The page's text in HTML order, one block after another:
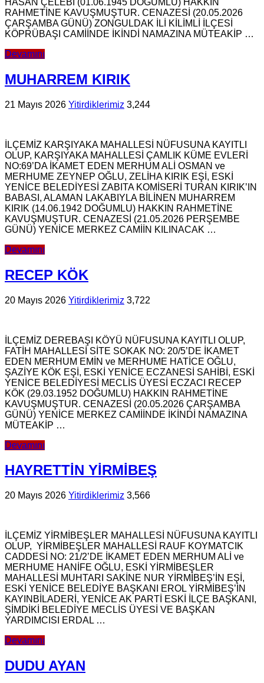
HASAN ÇELEBİ (01.06.1945 DOĞUMLU) HAKKIN
RAHMETİNE KAVUŞMUŞTUR. CENAZESİ (20.05.2026
ÇARŞAMBA GÜNÜ) ZONGULDAK İLİ KİLİMLİ İLÇESİ
KÖPRÜBAŞI CAMİİNDE İKİNDİ NAMAZINA MÜTEAKİP …
Devamını
MUHARREM KIRIK
21 Mayıs 2026 Yitirdiklerimiz 3,244
İLÇEMİZ KARŞIYAKA MAHALLESİ NÜFUSUNA KAYITLI
OLUP, KARŞIYAKA MAHALLESİ ÇAMLIK KÜME EVLERİ
NO:69’DA İKAMET EDEN MERHUM ALİ OSMAN ve
MERHUME ZEYNEP OĞLU, ZELİHA KIRIK EŞİ, ESKİ
YENİCE BELEDİYESİ ZABITA KOMİSERİ TURAN KIRIK’IN
BABASI, ALAMAN LAKABIYLA BİLİNEN MUHARREM
KIRIK (14.06.1942 DOĞUMLU) HAKKIN RAHMETİNE
KAVUŞMUŞTUR. CENAZESİ (21.05.2026 PERŞEMBE
GÜNÜ) YENİCE MERKEZ CAMİİN KILINACAK …
Devamını
RECEP KÖK
20 Mayıs 2026 Yitirdiklerimiz 3,722
İLÇEMİZ DEREBAŞI KÖYÜ NÜFUSUNA KAYITLI OLUP,
FATİH MAHALLESİ SİTE SOKAK NO: 20/5’DE İKAMET
EDEN MERHUM EMİN ve MERHUME HATİCE OĞLU,
ŞAZİYE KÖK EŞİ, ESKİ YENİCE ECZANESİ SAHİBİ, ESKİ
YENİCE BELEDİYESİ MECLİS ÜYESİ ECZACI RECEP
KÖK (29.03.1952 DOĞUMLU) HAKKIN RAHMETİNE
KAVUŞMUŞTUR. CENAZESİ (20.05.2026 ÇARŞAMBA
GÜNÜ) YENİCE MERKEZ CAMİİNDE İKİNDİ NAMAZINA
MÜTEAKİP …
Devamını
HAYRETTİN YİRMİBEŞ
20 Mayıs 2026 Yitirdiklerimiz 3,566
İLÇEMİZ YİRMİBEŞLER MAHALLESİ NÜFUSUNA KAYITLI
OLUP, YİRMİBEŞLER MAHALLESİ RAUF KOYMATCIK
CADDESİ NO: 21/2’DE İKAMET EDEN MERHUM ALİ ve
MERHUME HANİFE OĞLU, ESKİ YİRMİBEŞLER
MAHALLESİ MUHTARI SAKİNE NUR YİRMİBEŞ’İN EŞİ,
ESKİ YENİCE BELEDİYE BAŞKANI EROL YİRMİBEŞ’İN
KAYINBİLADERİ, YENİCE AK PARTİ ESKİ İLÇE BAŞKANI,
ŞİMDİKİ BELEDİYE MECLİS ÜYESİ VE BAŞKAN
YARDIMCISI ERDAL …
Devamını
DUDU AYAN